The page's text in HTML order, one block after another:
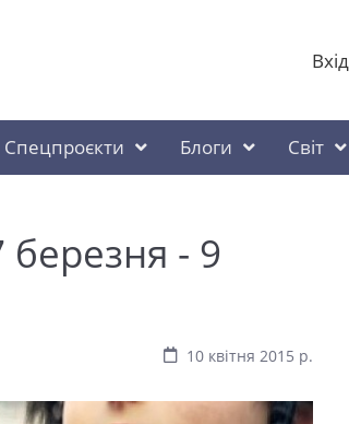
Вхід
Спецпроєкти Блоги Світ
березня - 9
10 квітня 2015 р.